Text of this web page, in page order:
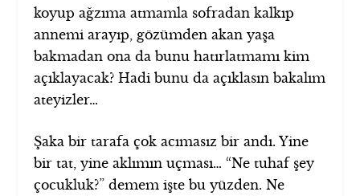
koyup ağzıma atmamla sofradan kalkıp
annemi arayıp, gözümden akan yaşa
bakmadan ona da bunu hatırlatmamı kim
açıklayacak? Hadi bunu da açıklasın bakalım
ateyizler…
Şaka bir tarafa çok acımasız bir andı. Yine
bir tat, yine aklımın uçması… “Ne tuhaf şey
çocukluk?” demem işte bu yüzden. Ne